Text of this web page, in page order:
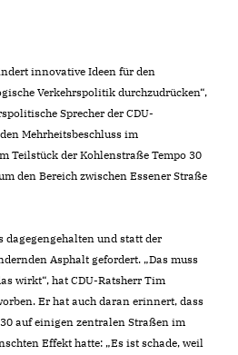
innovative Ideen für den
Verkehrspolitik durchzudrücken“,
Sprecher der CDU-
Mehrheitsbeschluss im
Teilstück der Kohlenstraße Tempo 30
den Bereich zwischen Essener Straße
dagegengehalten und statt der
Asphalt gefordert. „Das muss
wirkt“, hat CDU-Ratsherr Tim
Er hat auch daran erinnert, dass
auf einigen zentralen Straßen im
Effekt hatte: „Es ist schade, weil